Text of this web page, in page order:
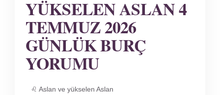
YÜKSELEN ASLAN 4
TEMMUZ 2026
GÜNLÜK BURÇ
YORUMU
♌ Aslan ve yükselen Aslan